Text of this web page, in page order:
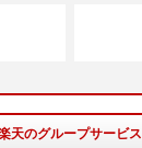
天のグループサービス